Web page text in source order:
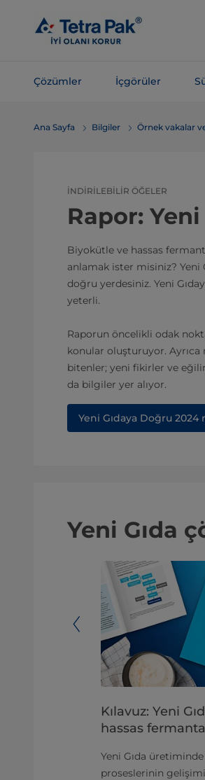
içeriğe
Çözümler İçgörüler
atlaAna Sayfa Bilgiler Örnek vakalar
İNDIRILEBILIR ÖĞELER
Rapor:
Biyokütle ve hassas
anlamak ister misiniz? Yeni
doğru yerdesiniz. Yeni
yeterli.
Raporun öncelikli odak
konular oluşturuyor. Ayrıca
bitenler; yeni fikirler ve
da bilgiler yer alıyor.
Yeni Gıdaya Doğru
Yeni Gıda
Kılavuz: Yeni
hassas
Yeni Gıda
proseslerinin